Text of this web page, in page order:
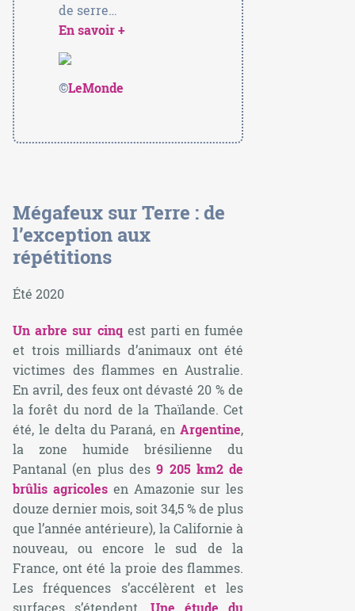
de serre…
En savoir +
©LeMonde
Mégafeux sur Terre : de
l’exception aux
répétitions
Été 2020
Un arbre sur cinqest parti en fumée
et trois milliards d’animaux ont été
victimes des flammes en Australie.
En avril, des feux ont dévasté 20 % de
la forêt du nord de la Thaïlande. Cet
été, le delta du Paraná, enArgentine,
la zone humide brésilienne du
Pantanal (en plus des9 205 km2 de
brûlis agricoles en Amazonie sur les
douze dernier mois, soit 34,5 % de plus
que l’année antérieure), la Californie à
nouveau, ou encore le sud de la
France, ont été la proie des flammes.
Les fréquences s’accélèrent et les
surfaces s’étendent.Une étude du